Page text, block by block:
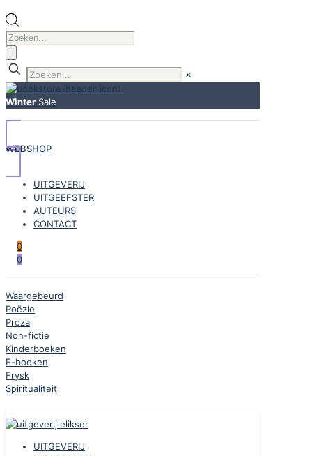
Producten
zoeken
✕
Winter Sale
WEBSHOP
UITGEVERIJ
UITGEEFSTER
AUTEURS
CONTACT
0
0
Waargebeurd
Poëzie
Proza
Non-fictie
Kinderboeken
E-boeken
Frysk
Spiritualiteit
UITGEVERIJ